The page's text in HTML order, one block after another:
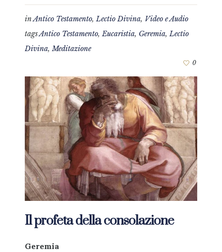
inAntico Testamento,Lectio Divina, Video e Audio
tagsAntico Testamento,Eucaristia, Geremia,Lectio
Divina,Meditazione
0
Il profeta della consolazione
Geremia